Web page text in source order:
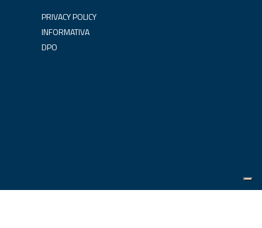
PRIVACY POLICY
INFORMATIVA
DPO